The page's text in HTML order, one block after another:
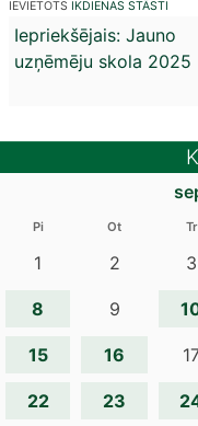
IEVIETOTS IKDIENAS STĀSTI
Ziņu
izvēlne
Iepriekšējais: Jauno
uzņēmēju skola 2025
Pi Ot Tr
1 2 3
8 9
15 16
22 23